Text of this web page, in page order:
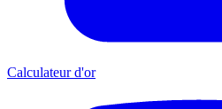
Calculateur d'or